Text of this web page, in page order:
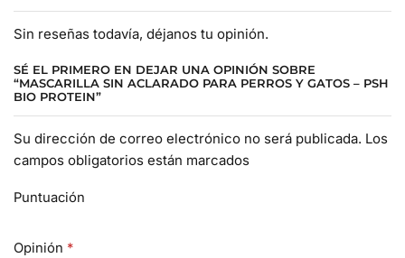
Sin reseñas todavía, déjanos tu opinión.
SÉ EL PRIMERO EN DEJAR UNA OPINIÓN SOBRE
“MASCARILLA SIN ACLARADO PARA PERROS Y GATOS – PSH
BIO PROTEIN”
Su dirección de correo electrónico no será publicada. Los
campos obligatorios están marcados
Puntuación
Opinión *